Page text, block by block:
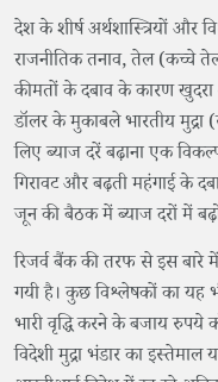
देश के शीर्ष अर्थशास्त्रियों और
राजनीतिक तनाव, तेल (कच्चे
कीमतों के दबाव के कारण
डॉलर के मुकाबले भारतीय
लिए ब्याज दरें बढ़ाना एक
गिरावट और बढ़ती महंगाई के
जून की बैठक में ब्याज दरों में
रिजर्व बैंक की तरफ से इस बारे
गयी है। कुछ विश्लेषकों का यह
भारी वृद्धि करने के बजाय रुपये
विदेशी मुद्रा भंडार का